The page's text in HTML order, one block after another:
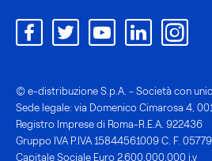
© e-distribuzione S.p.A. - Società con
Sede legale: via Domenico Cimarosa 4,
Registro Imprese di Roma-R.E.A. 922436
Gruppo IVA P.IVA 15844561009 C. F.
Capitale Sociale Euro 2.600.000.000 i.v